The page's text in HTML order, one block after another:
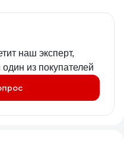
наш эксперт,
из покупателей